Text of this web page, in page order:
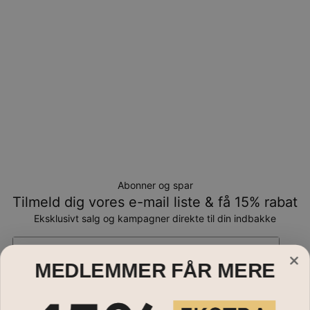
Abonner og spar
Tilmeld dig vores e-mail liste & få 15% rabat
Eksklusivt salg og kampagner direkte til din indbakke
MEDLEMMER FÅR MERE